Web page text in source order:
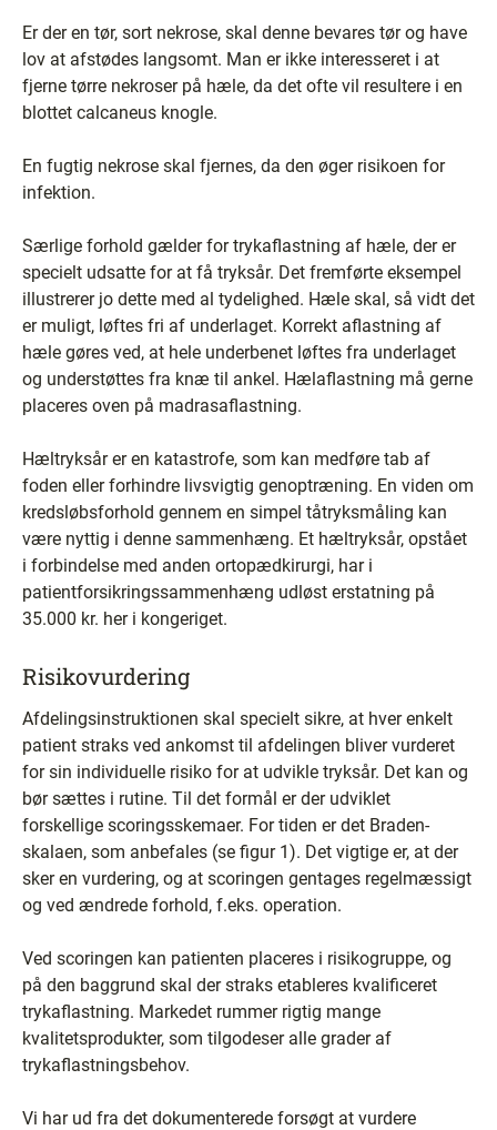
Er der en tør, sort nekrose, skal denne bevares tør og have
lov at afstødes langsomt. Man er ikke interesseret i at
fjerne tørre nekroser på hæle, da det ofte vil resultere i en
blottet calcaneus knogle.
En fugtig nekrose skal fjernes, da den øger risikoen for
infektion.
Særlige forhold gælder for trykaflastning af hæle, der er
specielt udsatte for at få tryksår. Det fremførte eksempel
illustrerer jo dette med al tydelighed. Hæle skal, så vidt det
er muligt, løftes fri af underlaget. Korrekt aflastning af
hæle gøres ved, at hele underbenet løftes fra underlaget
og understøttes fra knæ til ankel. Hælaflastning må gerne
placeres oven på madrasaflastning.
Hæltryksår er en katastrofe, som kan medføre tab af
foden eller forhindre livsvigtig genoptræning. En viden om
kredsløbsforhold gennem en simpel tåtryksmåling kan
være nyttig i denne sammenhæng. Et hæltryksår, opstået
i forbindelse med anden ortopædkirurgi, har i
patientforsikringssammenhæng udløst erstatning på
35.000 kr. her i kongeriget.
Risikovurdering
Afdelingsinstruktionen skal specielt sikre, at hver enkelt
patient straks ved ankomst til afdelingen bliver vurderet
for sin individuelle risiko for at udvikle tryksår. Det kan og
bør sættes i rutine. Til det formål er der udviklet
forskellige scoringsskemaer. For tiden er det Braden-
skalaen, som anbefales (se figur 1). Det vigtige er, at der
sker en vurdering, og at scoringen gentages regelmæssigt
og ved ændrede forhold, f.eks. operation.
Ved scoringen kan patienten placeres i risikogruppe, og
på den baggrund skal der straks etableres kvalificeret
trykaflastning. Markedet rummer rigtig mange
kvalitetsprodukter, som tilgodeser alle grader af
trykaflastningsbehov.
Vi har ud fra det dokumenterede forsøgt at vurdere